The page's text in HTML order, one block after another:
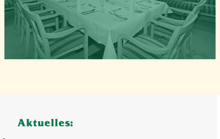
Aktuelles: